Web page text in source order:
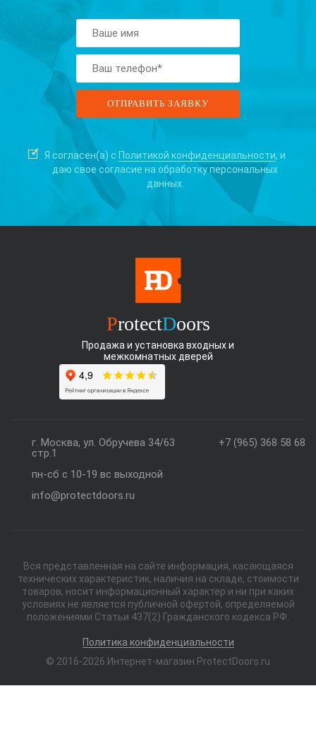
Я согласен(а) с Политикой конфиденциальности, и
даю свое согласие на обработку персональных
данных.
ProtectDoors
Продажа и установка входных и
межкомнатных дверей
+7 (965) 368 58 68
г. Москва, ул. Обручева 34/63
стр.1
пн-сб с 10-19 вс выходной
info@protectdoors.ru
Вся представленная на сайте информация, касающаяся
технических характеристик, наличия на складе, стоимости
товаров, носит информационный характер и ни при каких
условиях не является публичной офертой, определяемой
положениями Статьи 437(2) Гражданского кодекса РФ.
Политика конфиденциальности
© 2016-2026 Интернет-магазин ProtectDoors.ru